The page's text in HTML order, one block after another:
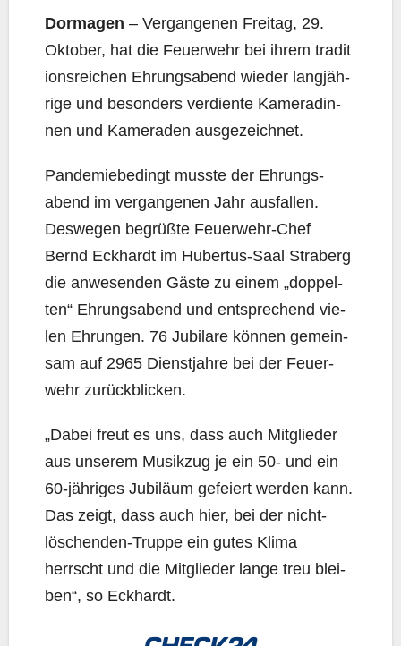
Dor­ma­gen – Ver­gan­ge­nen Frei­tag, 29.
Okto­ber, hat die Feu­er­wehr bei ihrem tra­di­t
i­ons­rei­chen Ehrungs­abend wie­der lang­jäh­
ri­ge und beson­ders ver­dien­te Kame­ra­din­
nen und Kame­ra­den ausgezeichnet.
Pan­de­mie­be­dingt muss­te der Ehrungs­
abend im ver­gan­ge­nen Jahr aus­fal­len.
Des­we­gen begrüß­te Feu­er­wehr-Chef
Bernd Eck­hardt im Huber­tus-Saal Stra­berg
die anwe­sen­den Gäs­te zu einem „dop­pel­
ten“ Ehrungs­abend und ent­spre­chend vie­
len Ehrun­gen. 76 Jubi­la­re kön­nen gemein­
sam auf 2965 Dienst­jah­re bei der Feu­er­
wehr zurückblicken.
„Dabei freut es uns, dass auch Mit­glie­der
aus unse­rem Musik­zug je ein 50- und ein
60-jäh­ri­ges Jubi­lä­um gefei­ert wer­den kann.
Das zeigt, dass auch hier, bei der nicht-
löschen­den-Trup­pe ein gutes Kli­ma
herrscht und die Mit­glie­der lan­ge treu blei­
ben“, so Eckhardt.